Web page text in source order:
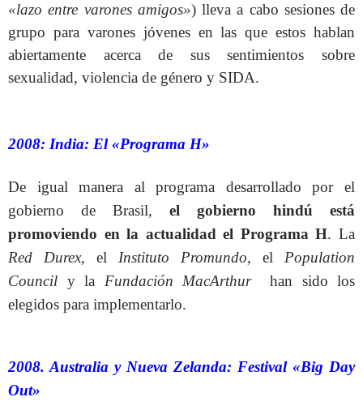
«lazo entre varones amigos») lleva a cabo sesiones de
grupo para varones jóvenes en las que estos hablan
abiertamente acerca de sus sentimientos sobre
sexualidad, violencia de género y SIDA.
2008: India: El «Programa H»
De igual manera al programa desarrollado por el
gobierno de Brasil, el gobierno hindú está
promoviendo en la actualidad el Programa H. La
Red Durex, el Instituto Promundo, el Population
Council y la Fundación MacArthur
han sido los
elegidos para implementarlo.
2008. Australia y Nueva Zelanda: Festival «Big Day
Out»